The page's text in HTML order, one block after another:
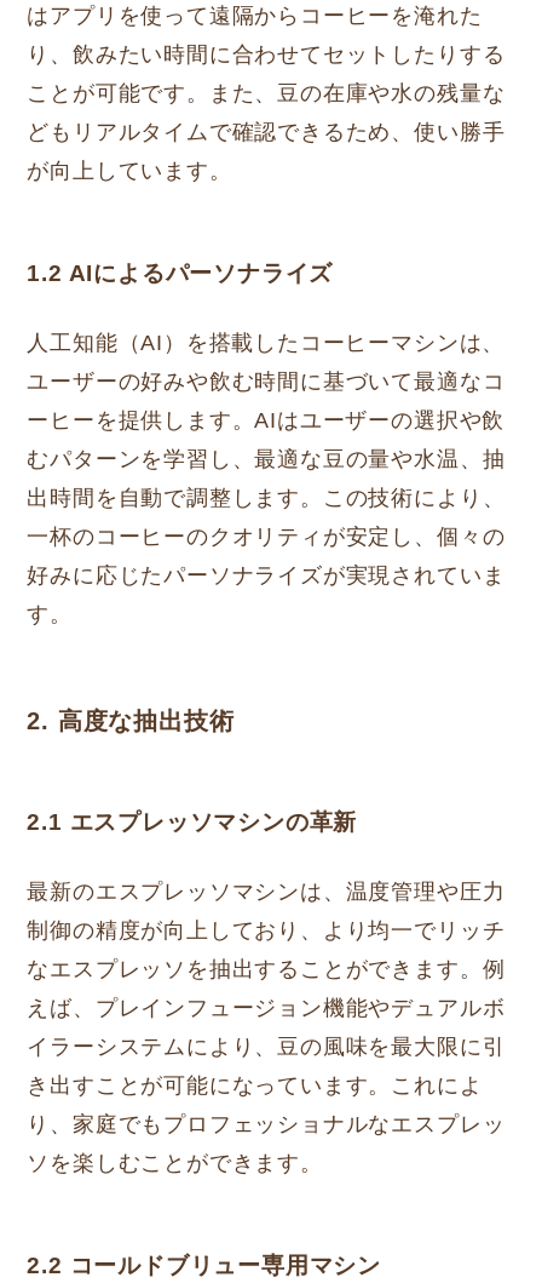
はアプリを使って遠隔からコーヒーを淹れた
り、飲みたい時間に合わせてセットしたりする
ことが可能です。また、豆の在庫や水の残量な
どもリアルタイムで確認できるため、使い勝手
が向上しています。
1.2 AIによるパーソナライズ
人工知能（AI）を搭載したコーヒーマシンは、
ユーザーの好みや飲む時間に基づいて最適なコ
ーヒーを提供します。AIはユーザーの選択や飲
むパターンを学習し、最適な豆の量や水温、抽
出時間を自動で調整します。この技術により、
一杯のコーヒーのクオリティが安定し、個々の
好みに応じたパーソナライズが実現されていま
す。
2. 高度な抽出技術
2.1 エスプレッソマシンの革新
最新のエスプレッソマシンは、温度管理や圧力
制御の精度が向上しており、より均一でリッチ
なエスプレッソを抽出することができます。例
えば、プレインフュージョン機能やデュアルボ
イラーシステムにより、豆の風味を最大限に引
き出すことが可能になっています。これによ
り、家庭でもプロフェッショナルなエスプレッ
ソを楽しむことができます。
2.2 コールドブリュー専用マシン